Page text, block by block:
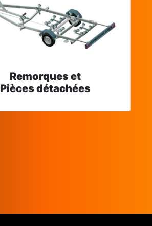
Remorques et
Pièces détachées